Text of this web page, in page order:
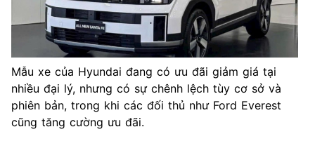
Mẫu xe của Hyundai đang có ưu đãi giảm giá tại
nhiều đại lý, nhưng có sự chênh lệch tùy cơ sở và
phiên bản, trong khi các đối thủ như Ford Everest
cũng tăng cường ưu đãi.